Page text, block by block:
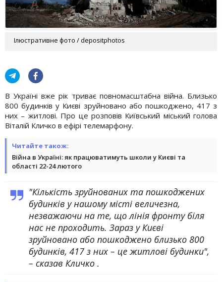
Ілюстративне фото / depositphotos
В Україні вже рік триває повномасштабна війна. Близько
800 будинків у Києві зруйновано або пошкоджено, 417 з
них – житлові. Про це розповів Київський міський голова
Віталій Кличко в ефірі телемарфону.
Читайте також:
Війна в Україні: як працюватимуть школи у Києві та
області 22-24 лютого
"Кількість зруйнованих та пошкоджених
будинків у нашому місті величезна,
незважаючи на те, що лінія фронту біля
нас не проходить. Зараз у Києві
зруйновано або пошкоджено близько 800
будинків, 417 з них – це житлові будинки",
– сказав Кличко .